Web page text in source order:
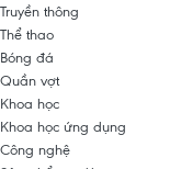
Truyền thông
Thể thao
Bóng đá
Quần vợt
Khoa học
Khoa học ứng dụng
Công nghệ